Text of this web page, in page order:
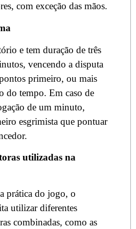
com exceção das mãos.
e tem duração de três
vencendo a disputa
primeiro, ou mais
do tempo. Em caso de
de um minuto,
esgrimista que pontuar
utilizadas na
prática do jogo, o
utilizar diferentes
combinadas, como as